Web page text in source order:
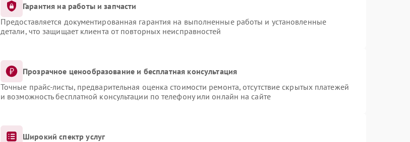
Гарантия на работы и запчасти
Предоставляется документированная гарантия на выполненные работы и установленные
детали, что защищает клиента от повторных неисправностей
Прозрачное ценообразование и бесплатная консультация
Точные прайс-листы, предварительная оценка стоимости ремонта, отсутствие скрытых платежей
и возможность бесплатной консультации по телефону или онлайн на сайте
Широкий спектр услуг